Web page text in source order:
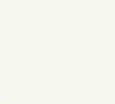
auch den ganz
gewebten Patches